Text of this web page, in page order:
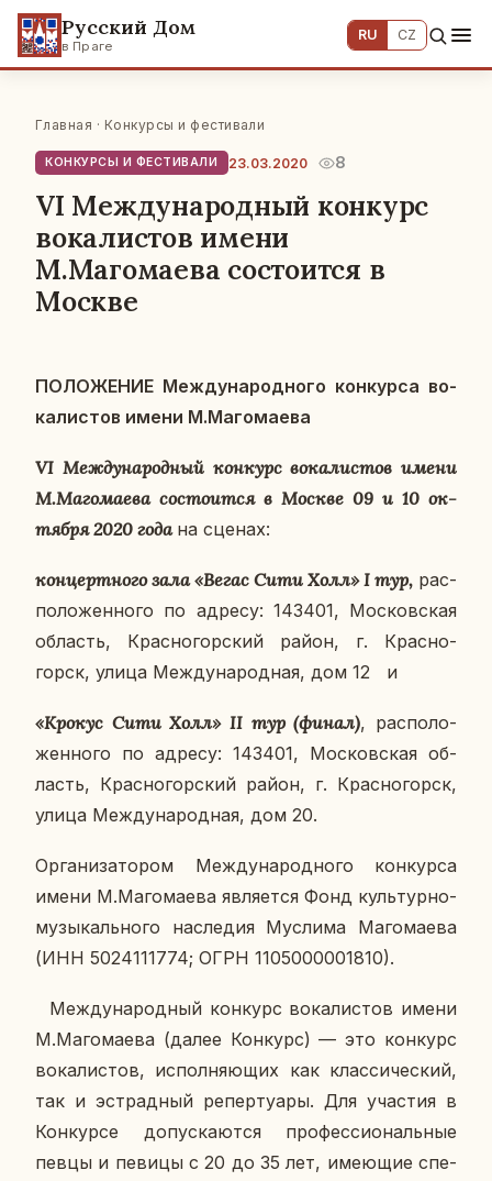
Русский Дом
в Праге
RU CZ
Главная · Конкурсы и фестивали
КОНКУРСЫ И ФЕСТИВАЛИ 23.03.2020 8
VI Международный конкурс
вокалистов имени
М.Магомаева состоится в
Москве
ПО­ЛО­ЖЕ­НИЕ Меж­ду­на­род­но­го кон­кур­са во­
ка­ли­стов имени М.Ма­го­ма­е­ва
VI Меж­ду­на­род­ный кон­курс во­ка­ли­стов имени
М.Ма­го­ма­е­ва со­сто­ит­ся в Москве 09 и 10 ок­
тяб­ря 2020 года на сценах:
кон­церт­но­го зала «Вегас Сити Холл» I тур, рас­
по­ло­жен­но­го по адресу: 143401, Мос­ков­ская
об­ласть, Крас­но­гор­ский район, г. Крас­но­
горск, улица Меж­ду­на­род­ная, дом 12
и
«Крокус Сити Холл» II тур (финал), рас­по­ло­
жен­но­го по адресу: 143401, Мос­ков­ская об­
ласть, Крас­но­гор­ский район, г. Крас­но­горск,
улица Меж­ду­на­род­ная, дом 20.
Ор­га­ни­за­то­ром Меж­ду­на­род­но­го кон­кур­са
имени М.Ма­го­ма­е­ва яв­ля­ет­ся Фонд куль­тур­но-
му­зы­каль­но­го на­сле­дия Му­сли­ма Ма­го­ма­е­ва
(ИНН 5024111774; ОГРН 1105000001810).
Меж­ду­на­род­ный кон­курс во­ка­ли­стов имени
М.Ма­го­ма­е­ва (далее Кон­курс) — это кон­курс
во­ка­ли­стов, ис­пол­ня­ю­щих как клас­си­че­ский,
так и эст­рад­ный ре­пер­ту­а­ры. Для уча­стия в
Кон­кур­се до­пус­ка­ют­ся про­фес­си­о­наль­ные
певцы и певицы с 20 до 35 лет, име­ю­щие спе­